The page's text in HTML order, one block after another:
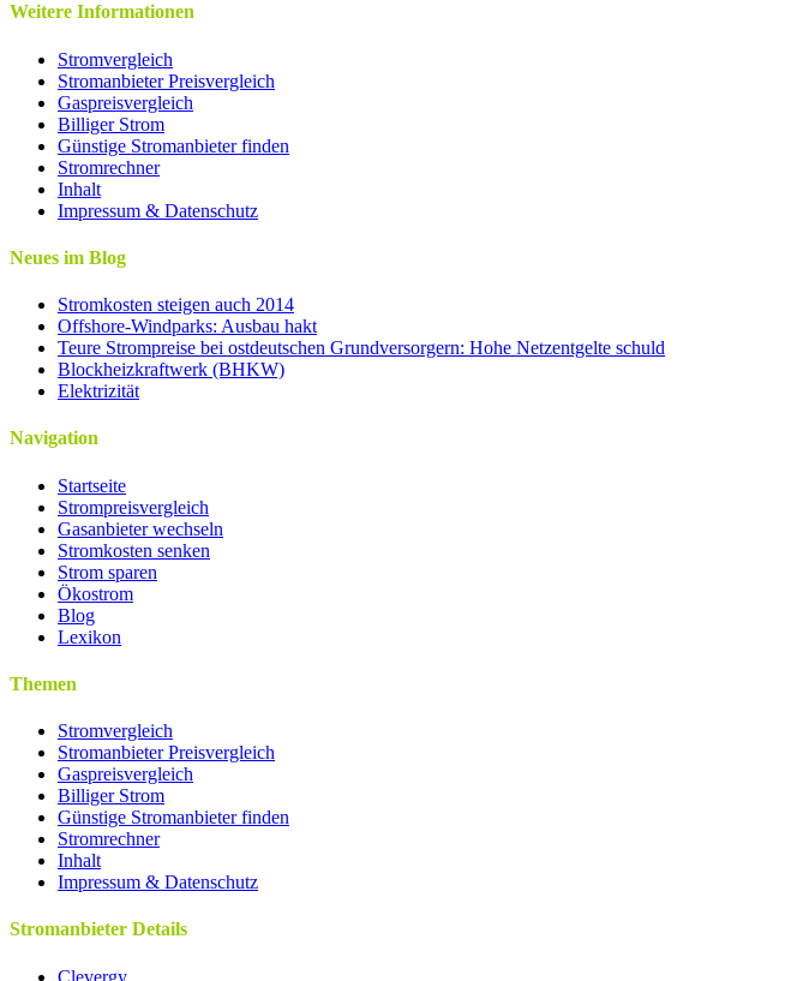
Weitere Informationen
Stromvergleich
Stromanbieter Preisvergleich
Gaspreisvergleich
Billiger Strom
Günstige Stromanbieter finden
Stromrechner
Inhalt
Impressum & Datenschutz
Neues im Blog
Stromkosten steigen auch 2014
Offshore-Windparks: Ausbau hakt
Teure Strompreise bei ostdeutschen Grundversorgern: Hohe Netzentgelte schuld
Blockheizkraftwerk (BHKW)
Elektrizität
Navigation
Startseite
Strompreisvergleich
Gasanbieter wechseln
Stromkosten senken
Strom sparen
Ökostrom
Blog
Lexikon
Themen
Stromvergleich
Stromanbieter Preisvergleich
Gaspreisvergleich
Billiger Strom
Günstige Stromanbieter finden
Stromrechner
Inhalt
Impressum & Datenschutz
Stromanbieter Details
Clevergy